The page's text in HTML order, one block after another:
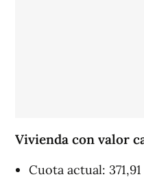
Vivienda con valor
Cuota actual: